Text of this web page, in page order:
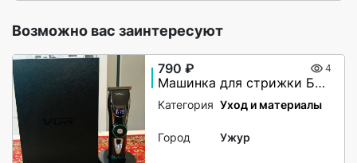
Возможно вас заинтересуют
790 ₽ 4
Машинка для стрижки Беспроводная VGA V-256
Категория Уход и материалы
Город Ужур